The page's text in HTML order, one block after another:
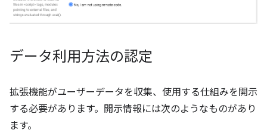
データ利用方法の認定
拡張機能がユーザーデータを収集、使用する仕組みを開示
する必要があります。開示情報には次のようなものがあり
ます。